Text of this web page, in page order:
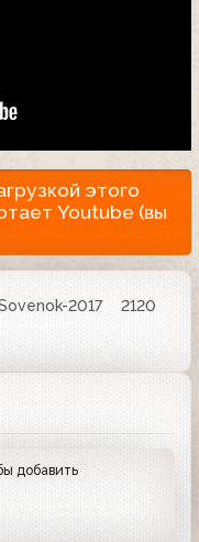
этого
Youtube (вы
2017
2120
добавить